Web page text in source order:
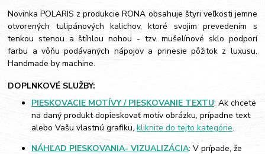
Novinka POLARIS z produkcie RONA obsahuje štyri veľkosti jemne
otvorených tulipánových kalichov, ktoré svojim prevedením s
tenkou stenou a štíhlou nohou - tzv. mušelínové sklo podporí
farbu a vôňu podávaných nápojov a prinesie pôžitok z luxusu.
Handmade by machine.
DOPLNKOVÉ SLUŽBY:
PIESKOVACIE MOTÍVY / PIESKOVANIE TEXTU: Ak chcete
na daný produkt dopieskovať motív obrázku, prípadne text
alebo Vašu vlastnú grafiku,kliknite do tejto kategórie.
NÁHĽAD PIESKOVANIA- VIZUALIZÁCIA: V prípade, že